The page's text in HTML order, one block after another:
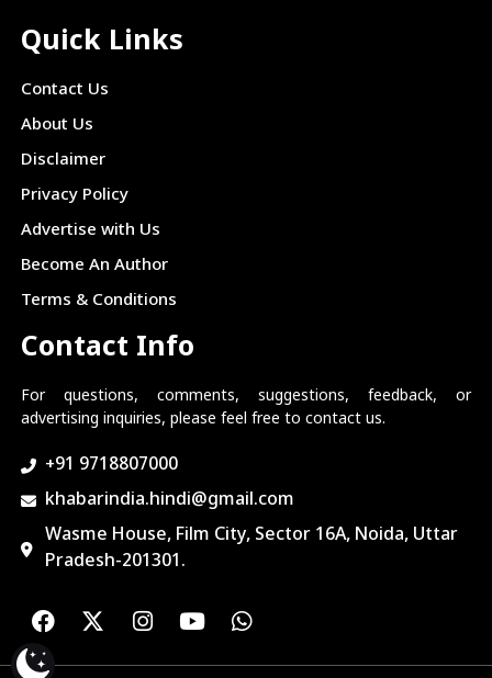
Quick Links
Contact Us
About Us
Disclaimer
Privacy Policy
Advertise with Us
Become An Author
Terms & Conditions
Contact Info
For questions, comments, suggestions, feedback, or
advertising inquiries, please feel free to contact us.
+91 9718807000
khabarindia.hindi@gmail.com
Wasme House, Film City, Sector 16A, Noida, Uttar
Pradesh-201301.